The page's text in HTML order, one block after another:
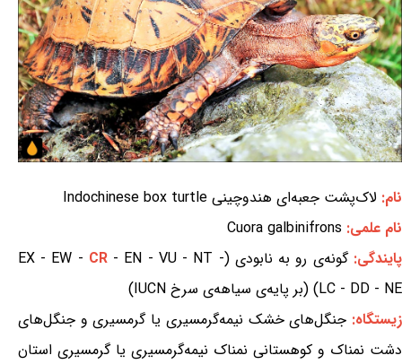
نام: لاک‌پشت جعبه‌ای هندوچینی Indochinese box turtle
نام علمی: Cuora galbinifrons
پایندگی:گونه‌ی رو به نابودی (EX - EW - CR - EN - VU - NT -
LC - DD - NE) (بر پایه‌ی سیاهه‌ی سرخ IUCN)
زیستگاه: جنگل‌های خشک نیمه‌گرمسیری یا گرمسیری و جنگل‌های
دشت نمناک و کوهستانی نمناک نیمه‌گرمسیری یا گرمسیری استان